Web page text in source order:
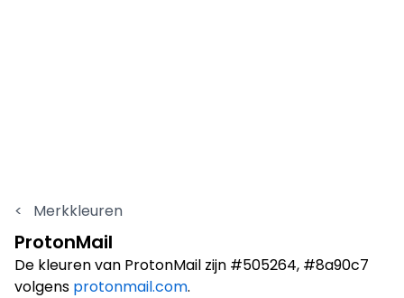
< Merkkleuren
ProtonMail
De kleuren van ProtonMail zijn #505264, #8a90c7
volgens protonmail.com.